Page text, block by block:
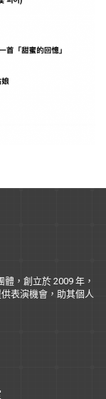
體，創立於 2009 年，
表演機會，助其個人